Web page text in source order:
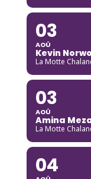
03
AOÛ
Kevin
La Motte
03
AOÛ
Amina
La Motte
04